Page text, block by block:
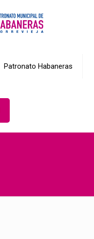
Patronato Habaneras